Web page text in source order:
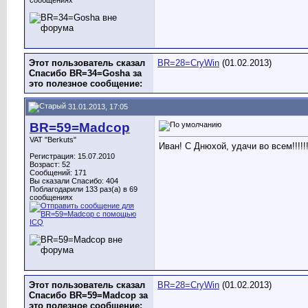
Этот пользователь сказал
Спасибо BR=34=Gosha за
это полезное сообщение:
BR=28=CryWin (01.02.2013)
31.01.2013, 17:05
BR=59=Madcop
VAT "Berkuts"
Регистрация: 15.07.2010
Возраст: 52
Сообщений: 171
Вы сказали Спасибо: 404
Поблагодарили 133 раз(а) в 69
сообщениях
Иван! С Днюхой, удачи во всем!!!!!!
Этот пользователь сказал
Спасибо BR=59=Madcop за
это полезное сообщение:
BR=28=CryWin (01.02.2013)